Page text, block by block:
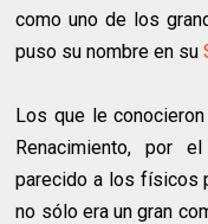
como uno de los
puso su nombre en su
Los que le
Renacimiento, por
parecido a los físicos
no sólo era un gran